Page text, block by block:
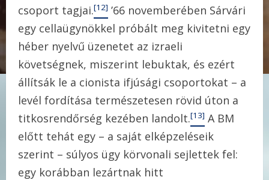
csoport tagjai.[12] ’66 novemberében Sárvári
egy cellaügynökkel próbált meg kivitetni egy
héber nyelvű üzenetet az izraeli
követségnek, miszerint lebuktak, és ezért
állítsák le a cionista ifjúsági csoportokat – a
levél fordítása természetesen rövid úton a
titkosrendőrség kezében landolt.[13] A BM
előtt tehát egy – a saját elképzeléseik
szerint – súlyos ügy körvonali sejlettek fel:
egy korábban lezártnak hitt